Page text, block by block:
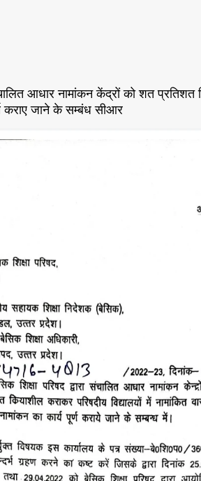
आधार नामांकन केंद्रों को शत
कराए जाने के सम्बंध सीआर